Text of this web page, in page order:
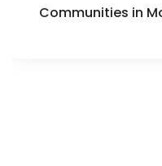
Communities in